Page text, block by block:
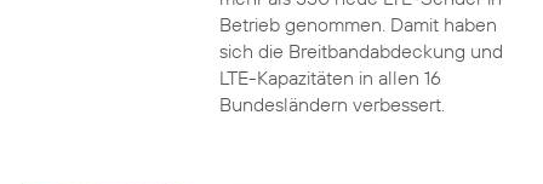
Betrieb genommen. Damit haben
sich die Breitbandabdeckung und
LTE-Kapazitäten in allen 16
Bundesländern verbessert.